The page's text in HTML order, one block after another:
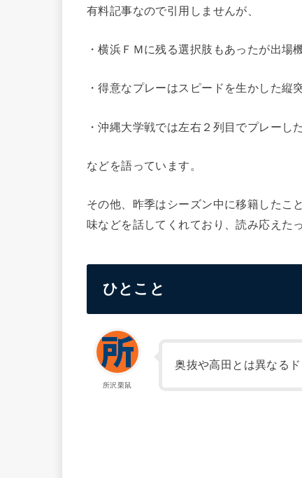
有料記事なので引用しませんが、
・横浜ＦＭに残る選択肢もあったが出場
・得意なプレーはスピードを生かした縦
・沖縄大学戦では左右２列目でプレーし
などを語っています。
その他、昨季はシーズン中に移籍したこ
味などを話してくれており、読み応えた
ひとこと
所沢栗鼠
奥抜や高田とは異なるド